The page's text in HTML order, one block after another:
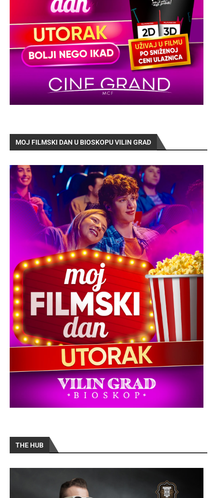
MOJ FILMSKI DAN U BIOSKOPU VILIN GRAD
THE HUB